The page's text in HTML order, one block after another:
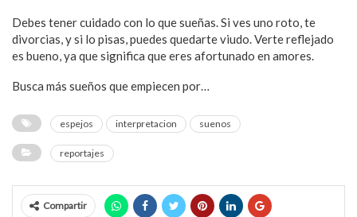
Debes tener cuidado con lo que sueñas. Si ves uno roto, te
divorcias, y si lo pisas, puedes quedarte viudo. Verte reflejado
es bueno, ya que significa que eres afortunado en amores.
Busca más sueños que empiecen por…
espejos interpretacion suenos
reportajes
Compartir